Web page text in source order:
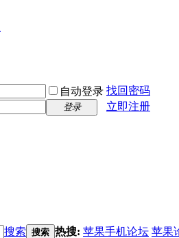
自动登录 找回密码
登录
立即注册
搜索 搜索 热搜: 苹果手机论坛 苹果